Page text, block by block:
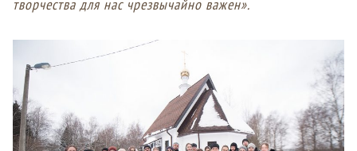
творчества для нас чрезвычайно важен».